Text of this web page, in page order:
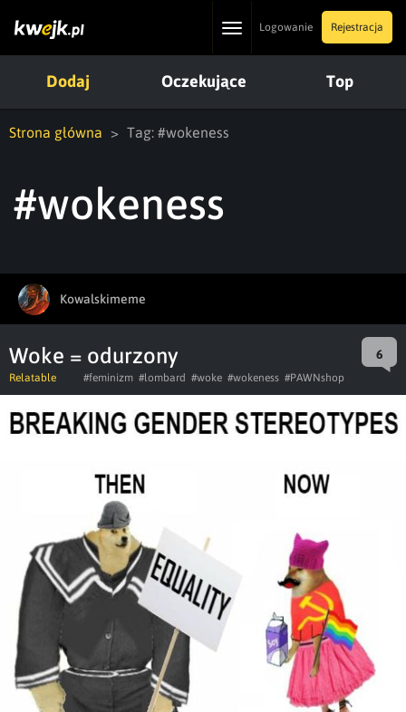
ToggleLogowanie Rejestracja
Dodaj Oczekujące Top
Strona główna Tag: #wokeness
#wokeness
Kowalskimeme
Woke = odurzony 6
Relatable #feminizm #lombard #woke #wokeness #PAWNshop